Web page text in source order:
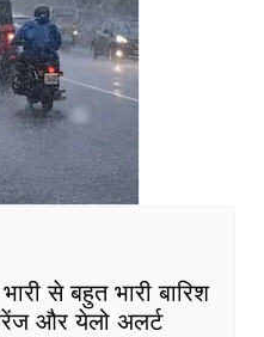
से बहुत भारी बारिश
और येलो अलर्ट